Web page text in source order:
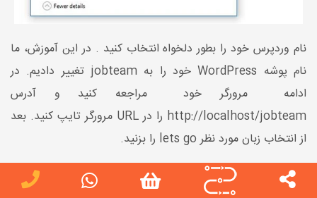
نام وردپرس خود را بطور دلخواه انتخاب کنید . در این آموزش، ما
نام پوشه WordPress خود را به jobteam تغییر دادیم. در
ادامه مرورگر خود مراجعه کنید و آدرس
http://localhost/jobteam را در URL مرورگر تایپ کنید. بعد
از انتخاب زبان مورد نظر lets go را بزنید.